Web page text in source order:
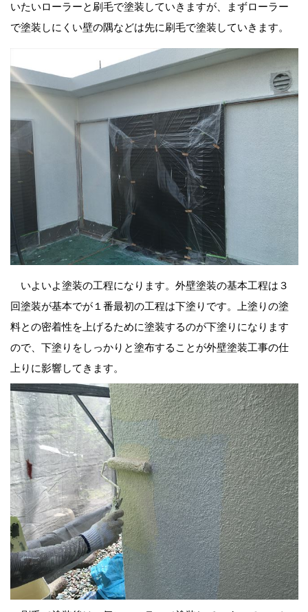
いたいローラーと刷毛で塗装していきますが、まずローラー
で塗装しにくい壁の隅などは先に刷毛で塗装していきます。
いよいよ塗装の工程になります。外壁塗装の基本工程は３
回塗装が基本でが１番最初の工程は下塗りです。上塗りの塗
料との密着性を上げるために塗装するのが下塗りになります
ので、下塗りをしっかりと塗布することが外壁塗装工事の仕
上りに影響してきます。